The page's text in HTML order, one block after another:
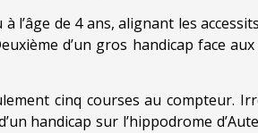
l’âge de 4 ans, alignant les
d’un gros handicap face
cinq courses au compteur.
handicap sur l’hippodrome